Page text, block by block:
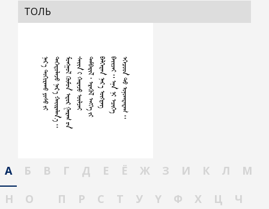
ТОЛЬ
А Б В Г Д Е Ё Ж З И К Л
М
Н
О П Р С Т У Ү Ф Х Ц
Ч